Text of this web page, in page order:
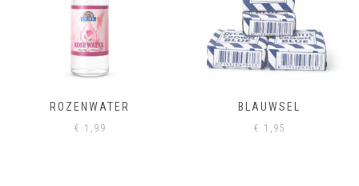
ROZENWATER
€ 1,99
BLAUWSEL
€ 1,95